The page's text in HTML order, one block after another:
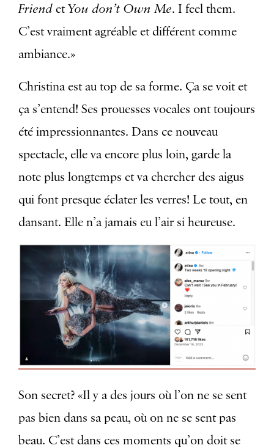
Friend etYou don’t Own Me. I feel them.
C’est vraiment agréable et différent comme
ambiance.»
Christina est au top de sa forme. Ça se voit et
ça s’entend! Ses prouesses vocales ont toujours
été impressionnantes. Dans ce nouveau
spectacle, elle va encore plus loin, garde la
note plus longtemps et va chercher des aigus
qui font presque éclater les verres! Le tout, en
dansant. Elle n’a jamais eu l’air si heureuse.
Son secret? «Il y a des jours où l’on ne se sent
pas bien dans sa peau, où on ne se sent pas
beau. C’est dans ces moments qu’on doit se